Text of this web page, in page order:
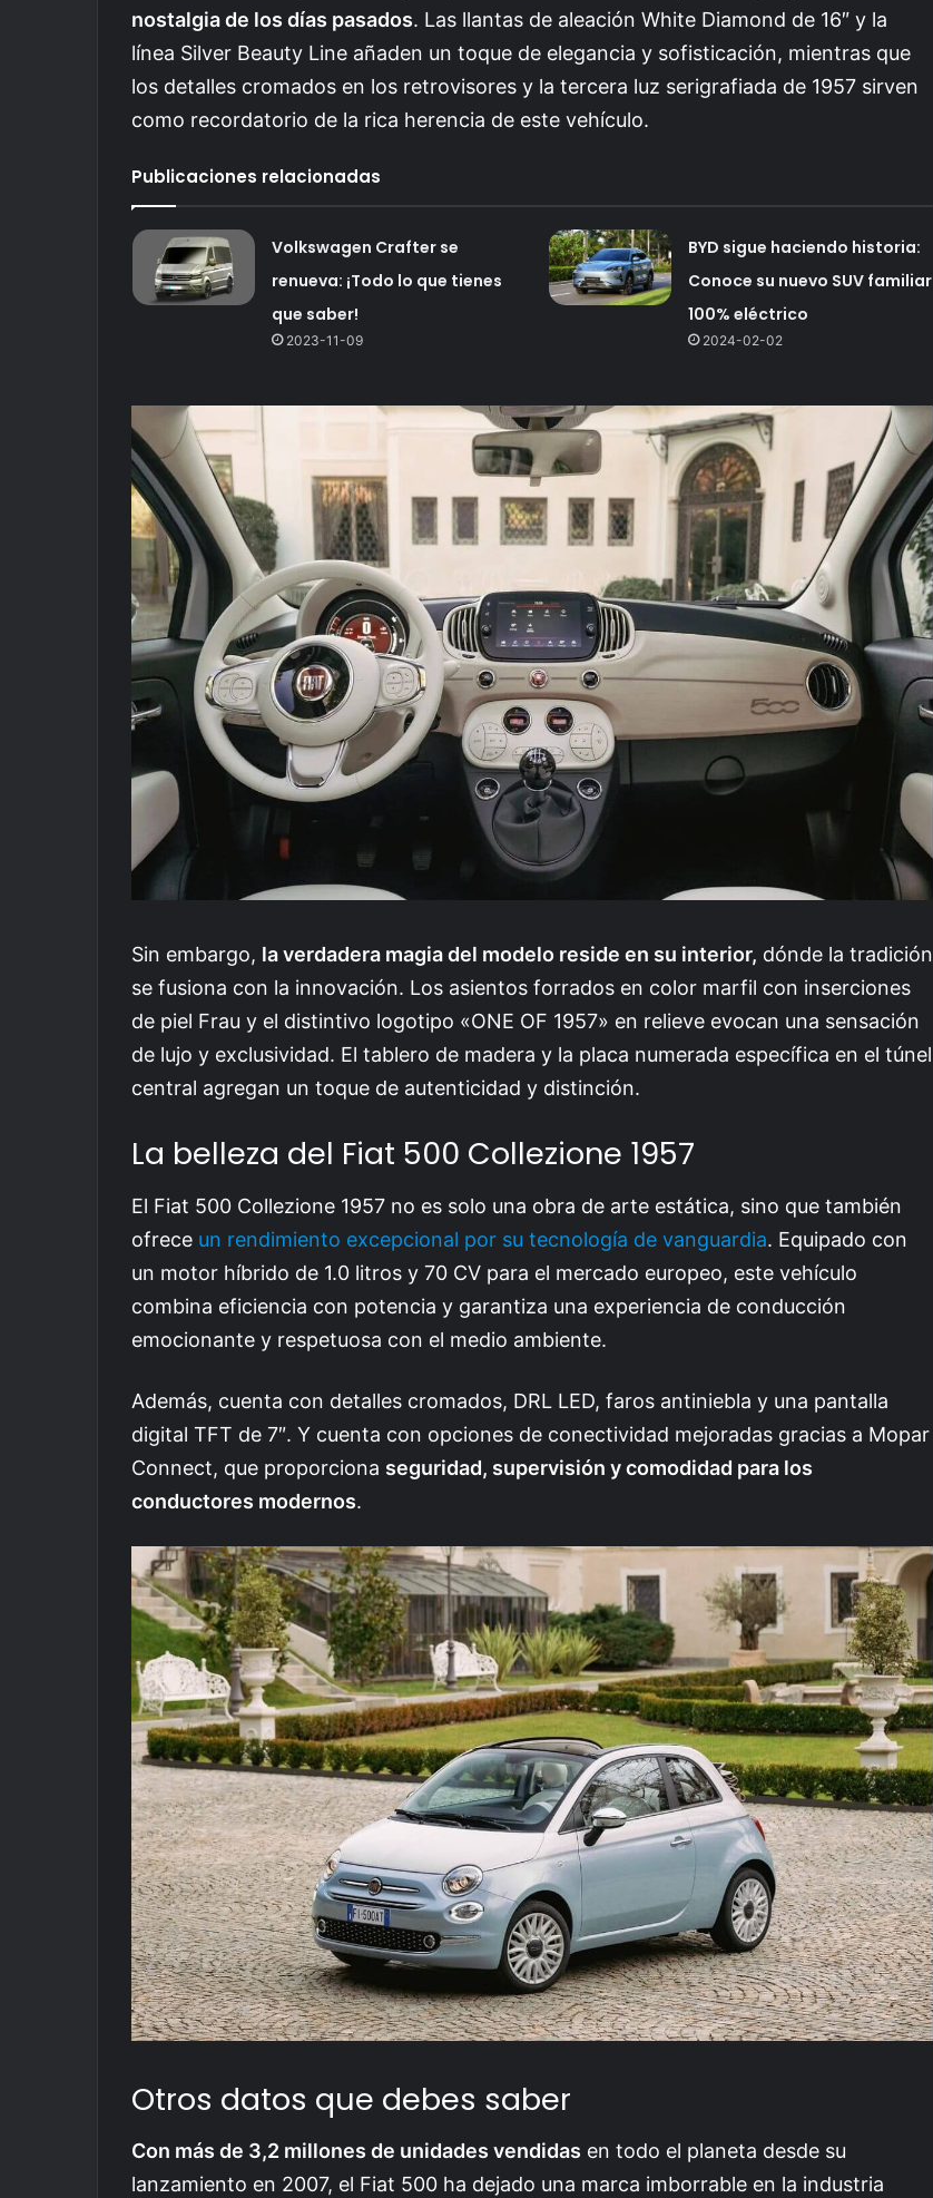
nostalgia de los días pasados. Las llantas de aleación White Diamond de 16″ y la
línea Silver Beauty Line añaden un toque de elegancia y sofisticación, mientras que
los detalles cromados en los retrovisores y la tercera luz serigrafiada de 1957 sirven
como recordatorio de la rica herencia de este vehículo.
Publicaciones relacionadas
Volkswagen Crafter se
renueva: ¡Todo lo que tienes
que saber!
2023-11-09
BYD sigue haciendo historia:
Conoce su nuevo SUV familiar
100% eléctrico
2024-02-02
Sin embargo, la verdadera magia del modelo reside en su interior, dónde la tradición
se fusiona con la innovación. Los asientos forrados en color marfil con inserciones
de piel Frau y el distintivo logotipo «ONE OF 1957» en relieve evocan una sensación
de lujo y exclusividad. El tablero de madera y la placa numerada específica en el túnel
central agregan un toque de autenticidad y distinción.
La belleza del Fiat 500 Collezione 1957
El Fiat 500 Collezione 1957 no es solo una obra de arte estática, sino que también
ofrece un rendimiento excepcional por su tecnología de vanguardia. Equipado con
un motor híbrido de 1.0 litros y 70 CV para el mercado europeo, este vehículo
combina eficiencia con potencia y garantiza una experiencia de conducción
emocionante y respetuosa con el medio ambiente.
Además, cuenta con detalles cromados, DRL LED, faros antiniebla y una pantalla
digital TFT de 7″. Y cuenta con opciones de conectividad mejoradas gracias a Mopar
Connect, que proporciona seguridad, supervisión y comodidad para los
conductores modernos.
Otros datos que debes saber
Con más de 3,2 millones de unidades vendidas en todo el planeta desde su
lanzamiento en 2007, el Fiat 500 ha dejado una marca imborrable en la industria